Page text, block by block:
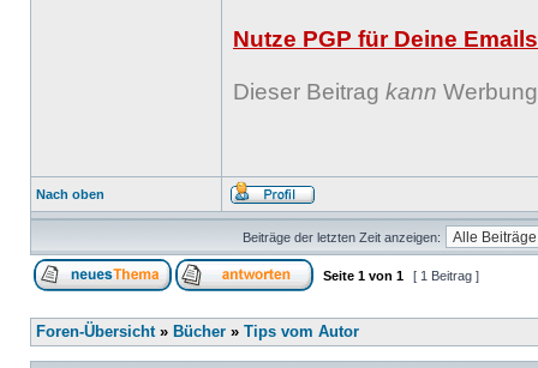
Nutze PGP für Deine
Dieser Beitrag kann
Nach oben
Beiträge der letzten Zeit anzeigen:
Seite 1 von 1 [ 1 Beitrag ]
Foren-Übersicht» Bücher » Tips vom Autor